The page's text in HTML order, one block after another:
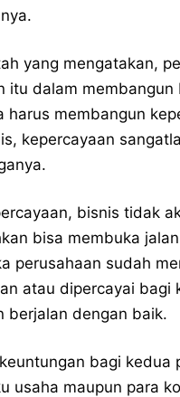
yang mengatakan,
itu dalam membangun
harus membangun
kepercayaan
bisnis tidak
bisa membuka
perusahaan sudah
atau dipercayai bagi
berjalan dengan baik.
bagi kedua
usaha maupun para